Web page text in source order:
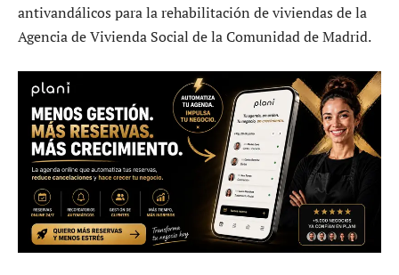
antivandálicos para la rehabilitación de viviendas de la
Agencia de Vivienda Social de la Comunidad de Madrid.